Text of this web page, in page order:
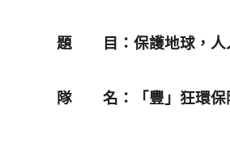
題 目：保護地球，人
隊 名：「豐」狂環保